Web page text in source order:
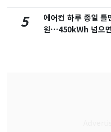
5
에어컨 하루 종일 틀
원…450kWh 넘으